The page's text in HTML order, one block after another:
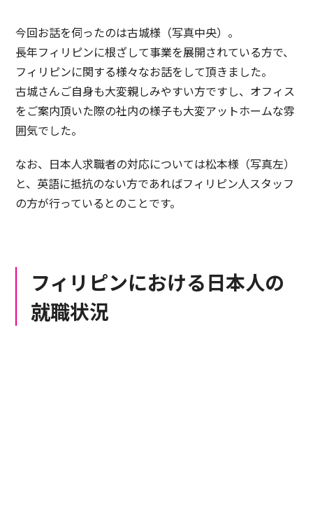
今回お話を伺ったのは古城様（写真中央）。
長年フィリピンに根ざして事業を展開されている方で、
フィリピンに関する様々なお話をして頂きました。
古城さんご自身も大変親しみやすい方ですし、オフィス
をご案内頂いた際の社内の様子も大変アットホームな雰
囲気でした。
なお、日本人求職者の対応については松本様（写真左）
と、英語に抵抗のない方であればフィリピン人スタッフ
の方が行っているとのことです。
フィリピンにおける日本人の
就職状況